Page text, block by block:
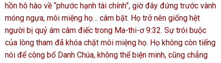
hồn hô hào về “phước hạnh tài chính”, giờ đây đứng trước vành
móng ngựa, môi miệng họ… câm bặt. Họ trở nên giống hệt
người bị quỷ ám câm điếc trong Ma-thi-ơ 9:32. Sự trói buộc
của lòng tham đã khóa chặt môi miệng họ. Họ không còn tiếng
nói để công bố Danh Chúa, không thể biện minh, cũng chẳng